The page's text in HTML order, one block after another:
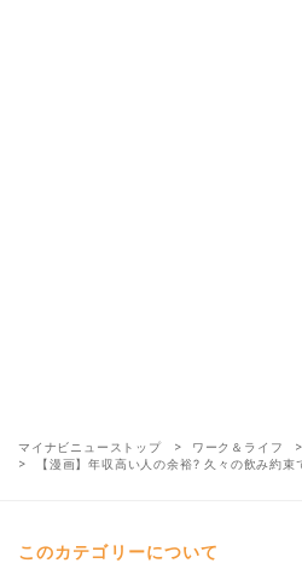
マイナビニューストップ ワーク＆ライフ
【漫画】年収高い人の余裕? 久々の飲み約
このカテゴリーについて